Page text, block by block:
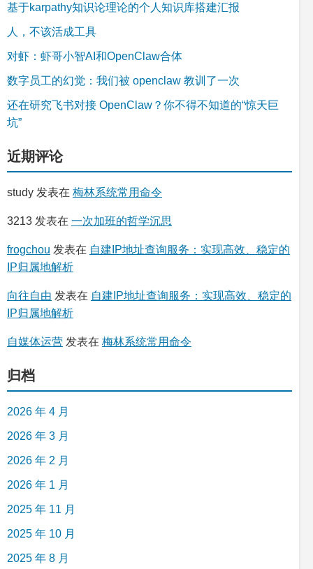
基于karpathy知识论理论的个人知识库搭建汇报
人，不该活成工具
对虾：虾哥小智AI和OpenClaw合体
数字员工的幻觉：我们被 openclaw 教训了一次
还在研究飞书对接 OpenClaw？你不得不知道的“惊天巨
坑”
近期评论
study 发表在 梅林系统常用命令
3213 发表在 一次加班的哲学沉思
frogchou 发表在 自建IP地址查询服务：实现高效、稳定的
IP归属地解析
向往自由 发表在 自建IP地址查询服务：实现高效、稳定的
IP归属地解析
自媒体运营 发表在 梅林系统常用命令
归档
2026 年 4 月
2026 年 3 月
2026 年 2 月
2026 年 1 月
2025 年 11 月
2025 年 10 月
2025 年 8 月